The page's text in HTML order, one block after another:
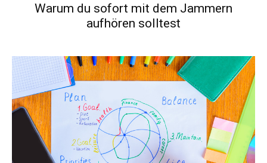
Warum du sofort mit dem Jammern
aufhören solltest